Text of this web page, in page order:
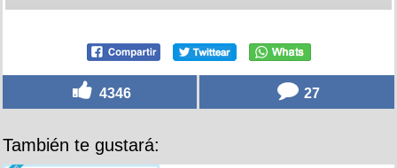
4346 27
También te gustará: